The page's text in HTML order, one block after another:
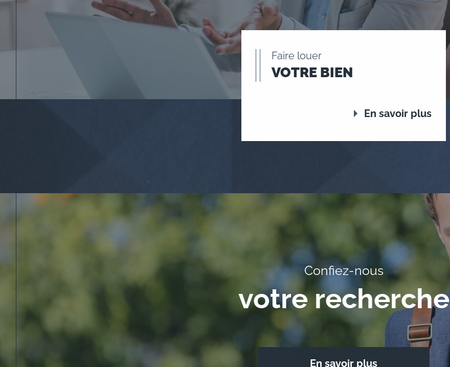
Faire louer
VOTRE BIEN
En savoir plus
Confiez-nous
votre recherche
En savoir plus